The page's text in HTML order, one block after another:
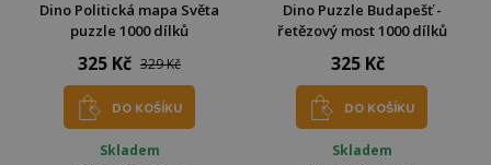
Dino Politická mapa Světa
puzzle 1000 dílků
325 Kč 329 Kč
DO KOŠÍKU
Skladem
Dino Puzzle Budapešť -
řetězový most 1000 dílků
325 Kč
DO KOŠÍKU
Skladem